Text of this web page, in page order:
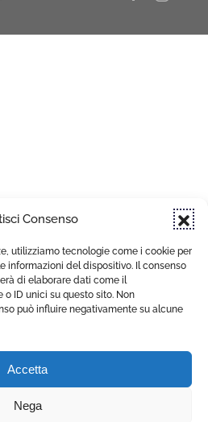
Consenso
utilizziamo tecnologie come i cookie per
informazioni del dispositivo. Il consenso
di elaborare dati come il
ID unici su questo sito. Non
può influire negativamente su alcune
Accetta
Nega